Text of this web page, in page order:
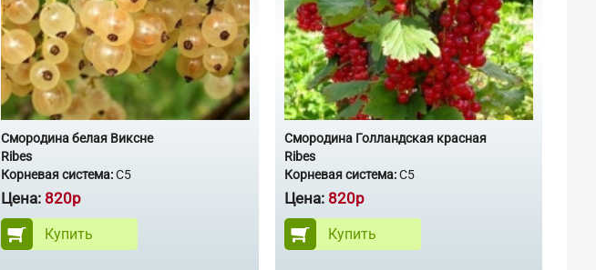
Смородина белая Виксне
Ribes
Корневая система:С5
Цена: 820р
Купить
Смородина Голландская красная
Ribes
Корневая система:С5
Цена: 820р
Купить